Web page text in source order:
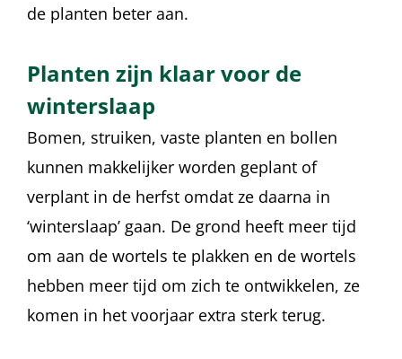
de planten beter aan.
Planten zijn klaar voor de
winterslaap
Bomen, struiken, vaste planten en bollen
kunnen makkelijker worden geplant of
verplant in de herfst omdat ze daarna in
‘winterslaap’ gaan. De grond heeft meer tijd
om aan de wortels te plakken en de wortels
hebben meer tijd om zich te ontwikkelen, ze
komen in het voorjaar extra sterk terug.